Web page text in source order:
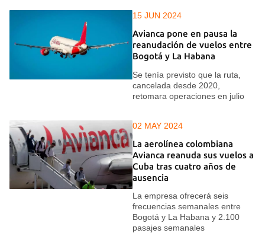
15 JUN 2024
Avianca pone en pausa la
reanudación de vuelos entre
Bogotá y La Habana
Se tenía previsto que la ruta,
cancelada desde 2020,
retomara operaciones en julio
02 MAY 2024
La aerolínea colombiana
Avianca reanuda sus vuelos a
Cuba tras cuatro años de
ausencia
La empresa ofrecerá seis
frecuencias semanales entre
Bogotá y La Habana y 2.100
pasajes semanales